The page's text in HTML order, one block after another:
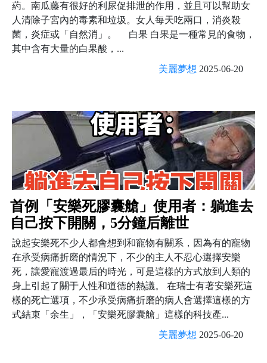
葯。南瓜藤有很好的利尿促排泄的作用，並且可以幫助女
人清除子宮內的毒素和垃圾。女人每天吃兩口，消炎殺
菌，炎症或「自然消」。 白果 白果是一種常見的食物，
其中含有大量的白果酸，...
美麗夢想 2025-06-20
首例「安樂死膠囊艙」使用者：躺進去
自己按下開關，5分鐘后離世
說起安樂死不少人都會想到和寵物有關系，因為有的寵物
在承受病痛折磨的情況下，不少的主人不忍心選擇安樂
死，讓愛寵渡過最后的時光，可是這樣的方式放到人類的
身上引起了關于人性和道德的熱議。 在瑞士有著安樂死這
樣的死亡選項，不少承受病痛折磨的病人會選擇這樣的方
式結束「余生」，「安樂死膠囊艙」這樣的科技產...
美麗夢想 2025-06-20